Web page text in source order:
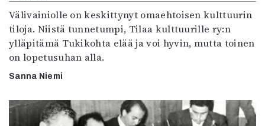
Välivainiolle on keskittynyt omaehtoisen kulttuurin
tiloja. Niistä tunnetumpi, Tilaa kulttuurille ry:n
ylläpitämä Tukikohta elää ja voi hyvin, mutta toinen
on lopetusuhan alla.
Sanna Niemi